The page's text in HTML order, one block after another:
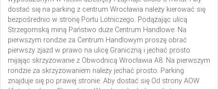
dostać się na parking z centrum Wrocławia należy kierować się
bezpośrednio w stronę Portu Lotniczego. Podążając ulicą
Strzegomską miną Państwo duże Centrum Handlowe. Na
pierwszym rondzie za Centrum Handlowym proszę obrać
pierwszy zjazd w prawo na ulicę Graniczną i jechać prosto
mijając skrzyżowanie z Obwodnicą Wrocławia A8. Na pierwszym
rondzie za skrzyżowaniem należy jechać prosto. Parking
znajduje się po prawej stronie. Aby dostać się Od strony AOW